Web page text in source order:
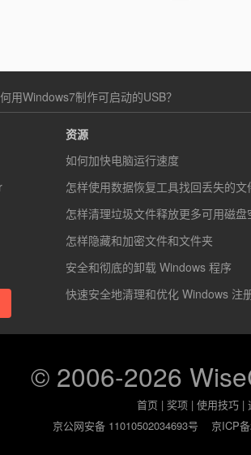
用Windows7制作可启动的USB？
资源
如何加快电脑运行速度
怎样使用数据恢复工具找回丢失的文
怎样清理垃圾文件释放更多可用磁盘
怎样隐藏和加密文件和文件夹
安全和彻底的卸载 Windows 程序
快速安全地清理和优化 Windows 注
© 2006-2026
首页 |奖项 |使用技巧 |
京公网安备 11010502034693号
京ICP